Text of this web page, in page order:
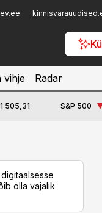
vihje Radar
1 505,31 S&P 500
olla vajalik